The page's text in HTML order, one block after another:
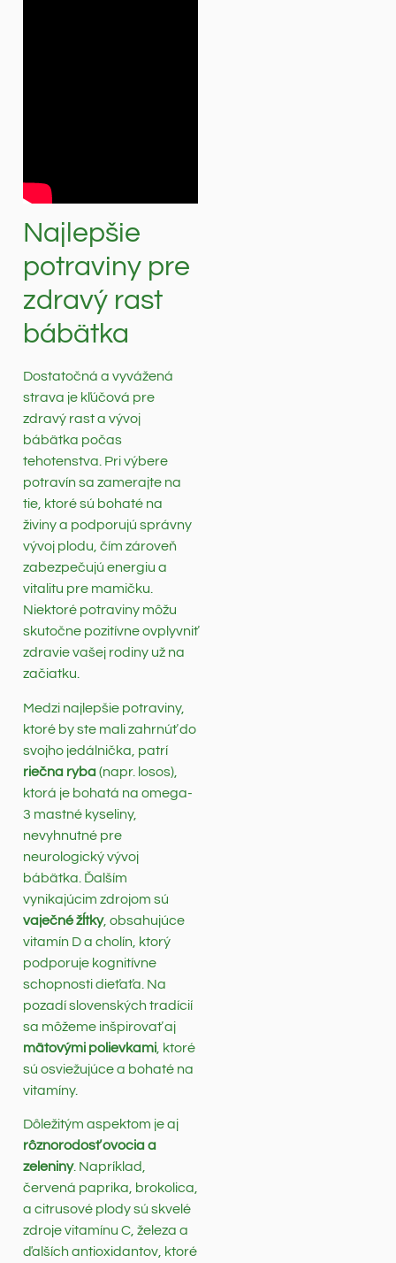
Najlepšie
potraviny pre
zdravý rast
bábätka
Dostatočná a vyvážená
strava je kľúčová pre
zdravý rast a vývoj
bábätka počas
tehotenstva. Pri výbere
potravín sa zamerajte na
tie, ktoré sú bohaté na
živiny a podporujú správny
vývoj plodu, čím zároveň
zabezpečujú energiu a
vitalitu pre mamičku.
Niektoré potraviny môžu
skutočne pozitívne ovplyvniť
zdravie vašej rodiny už na
začiatku.
Medzi najlepšie potraviny,
ktoré by ste mali zahrnúť do
svojho jedálnička, patrí
riečna ryba(napr. losos),
ktorá je bohatá na omega-
3 mastné kyseliny,
nevyhnutné pre
neurologický vývoj
bábätka. Ďalším
vynikajúcim zdrojom sú
vaječné žĺtky, obsahujúce
vitamín D a cholín, ktorý
podporuje kognitívne
schopnosti dieťaťa. Na
pozadí slovenských tradícií
sa môžeme inšpirovať aj
mätovými polievkami , ktoré
sú osviežujúce a bohaté na
vitamíny.
Dôležitým aspektom je aj
rôznorodosť ovocia a
zeleniny. Napríklad,
červená paprika, brokolica,
a citrusové plody sú skvelé
zdroje vitamínu C, železa a
ďalších antioxidantov, ktoré